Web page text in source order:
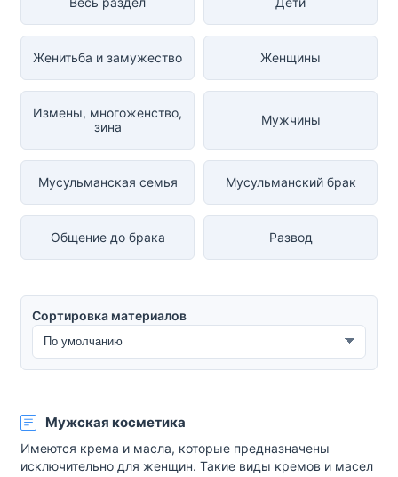
Женитьба и замужество Женщины
Измены, многоженство,
зина
Мужчины
Мусульманская семья Мусульманский брак
Общение до брака Развод
Сортировка материалов
Сортировка материалов
Мужская косметика
Имеются крема и масла, которые предназначены
исключительно для женщин. Такие виды кремов и масел